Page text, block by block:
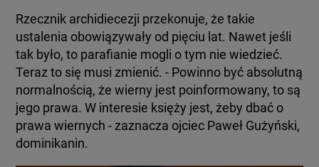
Rzecznik archidiecezji przekonuje, że takie
ustalenia obowiązywały od pięciu lat. Nawet jeśli
tak było, to parafianie mogli o tym nie wiedzieć.
Teraz to się musi zmienić. - Powinno być absolutną
normalnością, że wierny jest poinformowany, to są
jego prawa. W interesie księży jest, żeby dbać o
prawa wiernych - zaznacza ojciec Paweł Gużyński,
dominikanin.